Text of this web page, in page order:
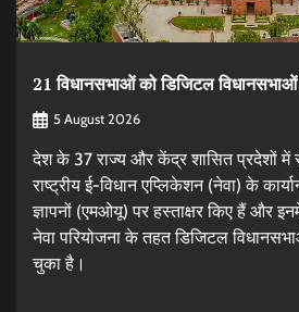
21 विधानसभाओं को डिजिटल विधानसभाओं
5 August 2026
देश के 37 राज्य और केंद्र शासित प्रदेशों
राष्ट्रीय ई-विधान एप्लिकेशन (नेवा) के
ज्ञापनों (एमओयू) पर हस्ताक्षर किए हैं और
नेवा परियोजना के तहत डिजिटल
चुका है।